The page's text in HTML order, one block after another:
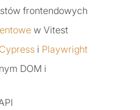
frontendowych
w Vitest
Cypress i Playwright
DOM i